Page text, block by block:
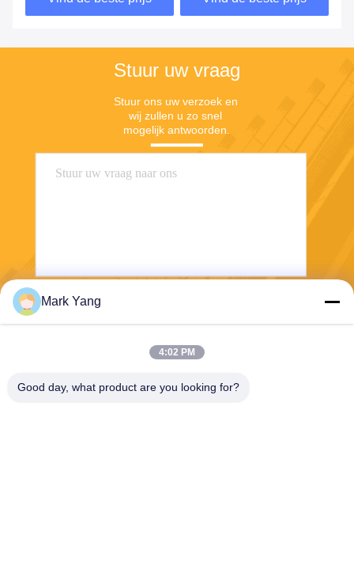
Stuur uw vraag
Stuur ons uw verzoek en
wij zullen u zo snel
mogelijk antwoorden.
Mark Yang
4:02 PM
Good day, what product are you looking for?